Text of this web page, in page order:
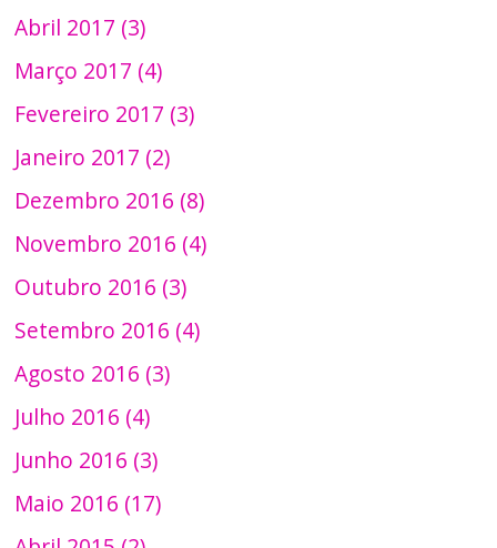
Abril 2017 (3)
Março 2017 (4)
Fevereiro 2017 (3)
Janeiro 2017 (2)
Dezembro 2016 (8)
Novembro 2016 (4)
Outubro 2016 (3)
Setembro 2016 (4)
Agosto 2016 (3)
Julho 2016 (4)
Junho 2016 (3)
Maio 2016 (17)